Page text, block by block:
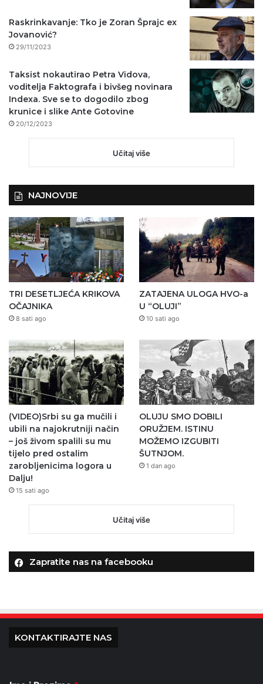
Raskrinkavanje: Tko je Zoran Šprajc ex
Jovanović?
29/11/2023
Taksist nokautirao Petra Vidova,
voditelja Faktografa i bivšeg novinara
Indexa. Sve se to dogodilo zbog
krunice i slike Ante Gotovine
20/12/2023
Učitaj više
NAJNOVIJE
TRI DESETLJEĆA KRIKOVA
OČAJNIKA
8 sati ago
ZATAJENA ULOGA HVO-a
U “OLUJI”
10 sati ago
(VIDEO)Srbi su ga mučili i
ubili na najokrutniji način
– još živom spalili su mu
tijelo pred ostalim
zarobljenicima logora u
Dalju!
15 sati ago
OLUJU SMO DOBILI
ORUŽJEM. ISTINU
MOŽEMO IZGUBITI
ŠUTNJOM.
1 dan ago
Učitaj više
Zapratite nas na facebooku
KONTAKTIRAJTE NAS